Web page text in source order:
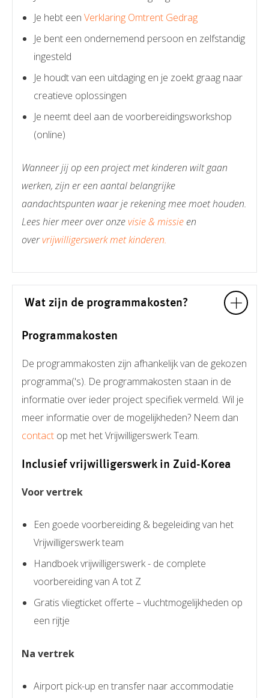
Je hebt een Verklaring Omtrent Gedrag
Je bent een ondernemend persoon en zelfstandig
ingesteld
Je houdt van een uitdaging en je zoekt graag naar
creatieve oplossingen
Je neemt deel aan de voorbereidingsworkshop
(online)
Wanneer jij op een project met kinderen wilt gaan
werken, zijn er een aantal belangrijke
aandachtspunten waar je rekening mee moet houden.
Lees hier meer over onzevisie & missie en
overvrijwilligerswerk met kinderen.
Wat zijn de programmakosten?
Programmakosten
De programmakosten zijn afhankelijk van de gekozen
programma('s). De programmakosten staan in de
informatie over ieder project specifiek vermeld. Wil je
meer informatie over de mogelijkheden? Neem dan
contact op met het Vrijwilligerswerk Team.
Inclusief vrijwilligerswerk in Zuid-Korea
Voor vertrek
Een goede voorbereiding & begeleiding van het
Vrijwilligerswerk team
Handboek vrijwilligerswerk - de complete
voorbereiding van A tot Z
Gratis vliegticket offerte – vluchtmogelijkheden op
een rijtje
Na vertrek
Airport pick-up en transfer naar accommodatie